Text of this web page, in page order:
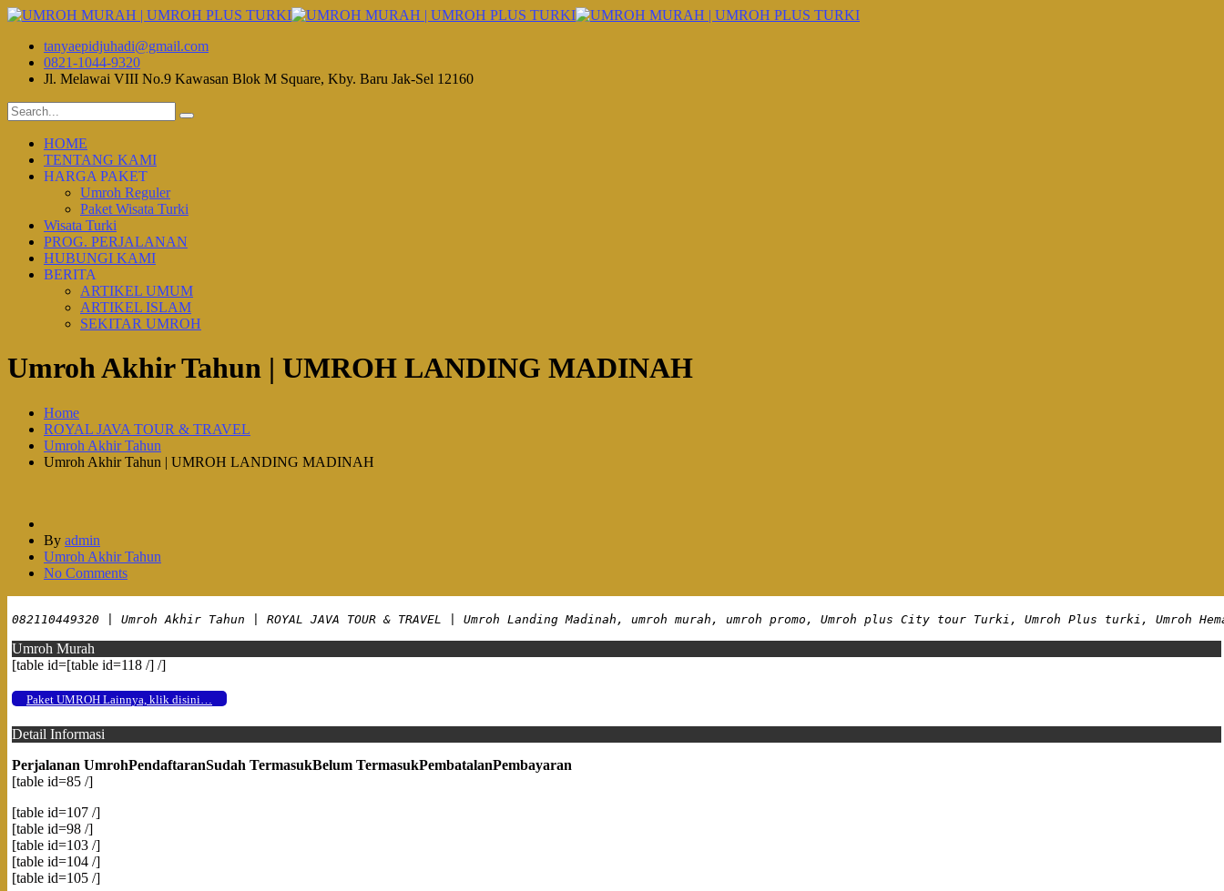
tanyaepidjuhadi@gmail.com
0821-1044-9320
Jl. Melawai VIII No.9 Kawasan Blok M Square, Kby. Baru Jak-Sel 12160
HOME
TENTANG KAMI
HARGA PAKET
Umroh Reguler
Paket Wisata Turki
Wisata Turki
PROG. PERJALANAN
HUBUNGI KAMI
BERITA
ARTIKEL UMUM
ARTIKEL ISLAM
SEKITAR UMROH
Umroh Akhir Tahun | UMROH LANDING MADINAH
Home
ROYAL JAVA TOUR & TRAVEL
Umroh Akhir Tahun
Umroh Akhir Tahun | UMROH LANDING MADINAH
By admin
Umroh Akhir Tahun
No Comments
082110449320 | Umroh Akhir Tahun | ROYAL JAVA TOUR & TRAVEL | Umroh Landing Madinah, umroh murah, umroh promo, Umroh plus City tour Turki, Umroh Plus turki, Umroh
Umroh Murah
[table id=[table id=118 /] /]
Paket UMROH Lainnya, klik disini…
Detail Informasi
Perjalanan UmrohPendaftaranSudah TermasukBelum TermasukPembatalanPembayaran
[table id=85 /]
[table id=107 /]
[table id=98 /]
[table id=103 /]
[table id=104 /]
[table id=105 /]